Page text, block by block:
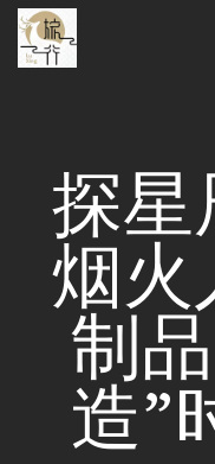
探星
烟火
制
造”